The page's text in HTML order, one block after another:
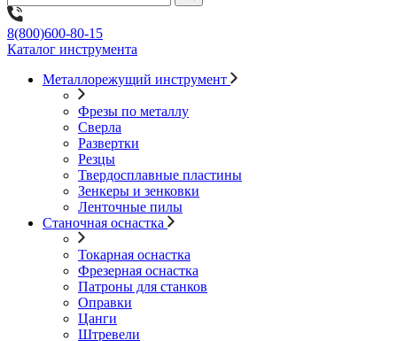
8(800)600-80-15
Каталог инструмента
Металлорежущий инструмент
Фрезы по металлу
Сверла
Развертки
Резцы
Твердосплавные пластины
Зенкеры и зенковки
Ленточные пилы
Станочная оснастка
Токарная оснастка
Фрезерная оснастка
Патроны для станков
Оправки
Цанги
Штревели